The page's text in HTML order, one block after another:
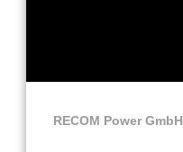
RECOM Power GmbH